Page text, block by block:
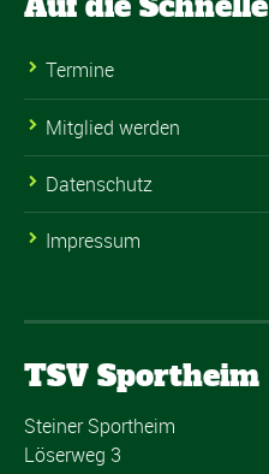
Termine
Mitglied werden
Datenschutz
Impressum
TSV Sportheim
Steiner Sportheim
Löserweg 3